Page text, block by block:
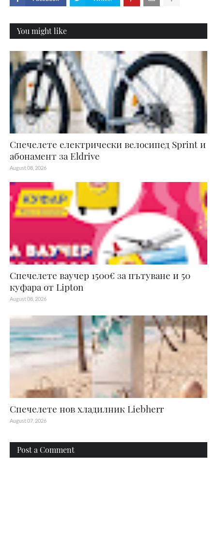
You might like
Спечелете електрически велосипед Sprint и
абонамент за Eldrive
August 08, 2026
Спечелете ваучер 1500€ за пътуване и 50
куфара от Lipton
August 08, 2026
Спечелете нов хладилник Liebherr
August 07, 2026
Post a Comment